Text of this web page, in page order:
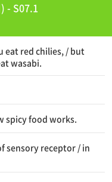
- S07.1
eat red chilies, / but
wasabi.
spicy food works.
sensory receptor / in